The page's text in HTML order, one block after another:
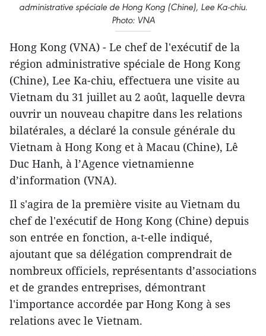
administrative spéciale de Hong Kong (Chine), Lee Ka-chiu.
Photo: VNA
Hong Kong (VNA) - Le chef de l'exécutif de la
région administrative spéciale de Hong Kong
(Chine), Lee Ka-chiu, effectuera une visite au
Vietnam du 31 juillet au 2 août, laquelle devra
ouvrir un nouveau chapitre dans les relations
bilatérales, a déclaré la consule générale du
Vietnam à Hong Kong et à Macau (Chine), Lê
Duc Hanh, à l’Agence vietnamienne
d’information (VNA).
Il s'agira de la première visite au Vietnam du
chef de l'exécutif de Hong Kong (Chine) depuis
son entrée en fonction, a-t-elle indiqué,
ajoutant que sa délégation comprendrait de
nombreux officiels, représentants d’associations
et de grandes entreprises, démontrant
l'importance accordée par Hong Kong à ses
relations avec le Vietnam.